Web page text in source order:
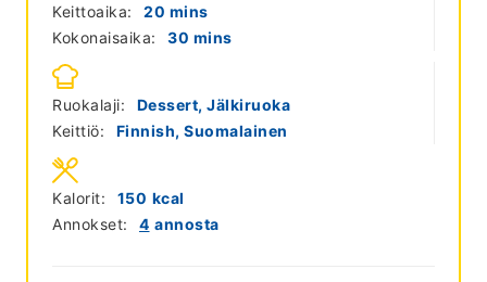
Keittoaika:
20 minutes
mins
Kokonaisaika:
30 minutes
mins
Ruokalaji:
Dessert, Jälkiruoka
Keittiö:
Finnish, Suomalainen
Annokset: 4 annosta
Kalorit: 150 kcal